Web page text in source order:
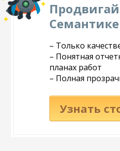
Семантике
– Только
– Понятная
планах работ
– Полная
Узнать